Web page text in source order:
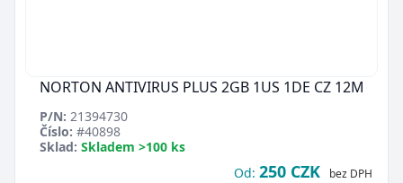
NORTON ANTIVIRUS PLUS 2GB 1US 1DE CZ 12M
P/N: 21394730
Číslo: #40898
Sklad: Skladem >100 ks
Od: 250 CZK bez DPH